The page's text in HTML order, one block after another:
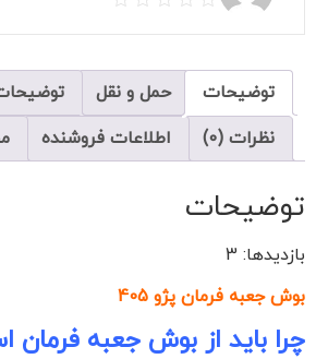
توضیحات حمل و نقل
نظرات (0)
اطلاعات فروشنده
توضیحات
بازدیدها: 3
بوش جعبه فرمان پژو 405
چرا باید از بوش جعبه فرمان